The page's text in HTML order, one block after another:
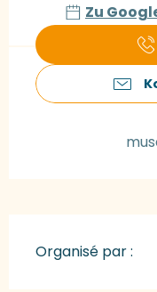
Zu
Organisé par :